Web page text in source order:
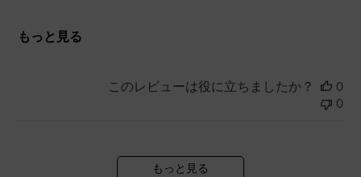
もっと見る
このレビューは役に立ちましたか？
0
0
もっと見る